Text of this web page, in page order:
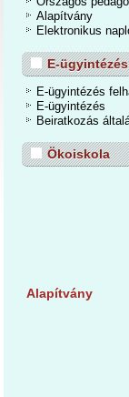
Alapítvány
Elektronikus
E-ügyintézés
E-ügyintézés
E-ügyintézés
Beiratkozás
Ökoiskola
Alapítvány